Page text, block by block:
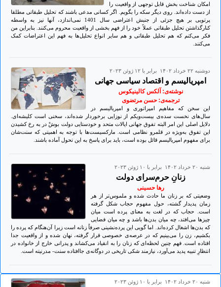
امکان شناخت بخش قابل توجهی از واقعیت را
از دست داده‌اند. روی دیگر سکه را بگویم. اگر کسانی مدعی باشند که تحلیل طبقاتی مطلقا
پرتویی بر هیچ جزئی از جنبش اعتراضی سال 1401 نمی‌اندازد، آنها نیز به واسطه
کنارگذاشتن تحلیل طبقاتی عملاً خود را از فهم بخشی از واقعیت محروم می‌کنند. بنابراین من
فکر می‌کنم که هم تحلیل طبقاتی و هم سایر انواع تحلیل‌ها به فهم این اعتراضات کمک
می‌کنند.
دوشنبه ۲۲ خرداد ۱۴۰۲ برابر با ۱۲ ژوئن ۲۰۲۳
امپریالیسم و اقتصاد سیاسی جهانی
نوشته‌ی: آلکس کالینیکوس
ترجمه‌ی: حسن مرتضوی
این سخن که مفاهیم امپراتوری و امپریالیسم در
سال‌های نخست سده‌ی بیست‌ویکم از نوزایی برخوردار شده‌اند، سخنی است کلیشه‌ای.
دلایل اصلی این امر البته تفوق جهانی ایالات متحد و خودستایی دولت بوشْ در به رخ کشیدن
این تفوق به‌ویژه در قلمرو نظامی است. مارکسیست‌ها با توجه به اهمیتی که سنت‌شان
برای مفهوم امپریالیسم قائل بوده است، باید برای پاسخ به این تحول آماده باشند.
شنبه ۲۰ خرداد ۱۴۰۲ برابر با ۱۰ ژوئن ۲۰۲۳
زنانِ حرم‌سرای دولت
رها حسینی
وضعیتی که بر زنان ما حادث شده و ملموس‌تر از هر
زمان پدیدار گشته، حول مفهوم حجاب شکل گرفته
است. حجاب که در لغت به معنای پرده است میان
چیزها می‌افتد، چه میان بدن‌ها باشد و چه میان فضایی
که بدن‌ها اشغال کرده‌اند. اما گویی این پرده‌نشینی صرفاً زنانه است زیرا آن‌هنگام که پرده را
بکشیم، زن را می‌بینیم که در عرصه‌ی خصوصی قرار گرفته، نهان شده و از واقعیت جدا
افتاده است. فهم چنین لحظه‌ای که زنان را به انقیاد می‌کشاند و پدرانی خارج از خانواده در
انتظارِ تنبیه پدید می‌آورد، نیازمند شکی تاریخی در دوگانه‌ی جاافتاده سنت- مدرنیته است.
شنبه ۲۰ خرداد ۱۴۰۲ برابر با ۱۰ ژوئن ۲۰۲۳